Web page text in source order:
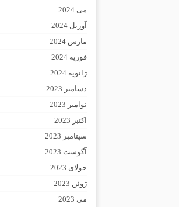
می 2024
آوریل 2024
مارس 2024
فوریه 2024
ژانویه 2024
دسامبر 2023
نوامبر 2023
اکتبر 2023
سپتامبر 2023
آگوست 2023
جولای 2023
ژوئن 2023
می 2023